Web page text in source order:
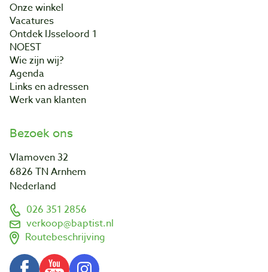
Onze winkel
Vacatures
Ontdek IJsseloord 1
NOEST
Wie zijn wij?
Agenda
Links en adressen
Werk van klanten
Bezoek ons
Vlamoven 32
6826 TN Arnhem
Nederland
026 351 2856
verkoop@baptist.nl
Routebeschrijving